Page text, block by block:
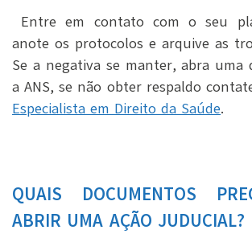
Entre em contato com o seu
anote os protocolos e arquive as
Se a negativa se manter, abra
a ANS, se não obter respaldo
Especialista em Direito da Saúde.
QUAIS DOCUMENTOS
ABRIR UMA AÇÃO JUDUCIAL?